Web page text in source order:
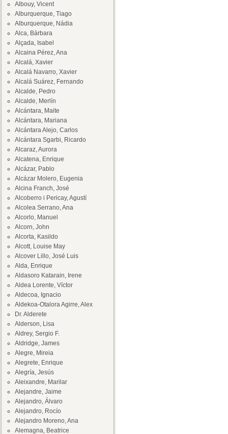
Albouy, Vicent
Alburquerque, Tiago
Alburquerque, Nádia
Alca, Bárbara
Alçada, Isabel
Alcaina Pérez, Ana
Alcalá, Xavier
Alcalá Navarro, Xavier
Alcalá Suárez, Fernando
Alcalde, Pedro
Alcalde, Merlín
Alcántara, Maite
Alcántara, Mariana
Alcántara Alejo, Carlos
Alcántara Sgarbi, Ricardo
Alcaraz, Aurora
Alcatena, Enrique
Alcázar, Pablo
Alcázar Molero, Eugenia
Alcina Franch, José
Alcoberro i Pericay, Agustí
Alcolea Serrano, Ana
Alcorlo, Manuel
Alcorn, John
Alcorta, Kasildo
Alcott, Louise May
Alcover Lillo, José Luis
Alda, Enrique
Aldasoro Katarain, Irene
Aldea Lorente, Víctor
Aldecoa, Ignacio
Aldekoa-Otalora Agirre, Alex
Dr. Alderete
Alderson, Lisa
Aldrey, Sergio F.
Aldridge, James
Alegre, Mireia
Alegrete, Enrique
Alegría, Jesús
Aleixandre, Marilar
Alejandre, Jaime
Alejandro, Álvaro
Alejandro, Rocío
Alejandro Moreno, Ana
Alemagna, Beatrice